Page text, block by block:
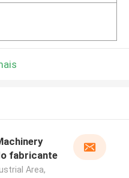
fabricante
Area,